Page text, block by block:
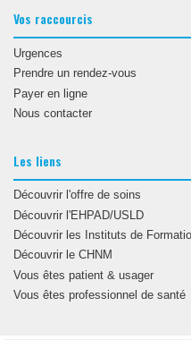
Vos raccourcis
Urgences
Prendre un rendez-vous
Payer en ligne
Nous contacter
Les liens
Découvrir l'offre de soins
Découvrir l'EHPAD/USLD
Découvrir les Instituts de
Découvrir le CHNM
Vous êtes patient & usager
Vous êtes professionnel de santé